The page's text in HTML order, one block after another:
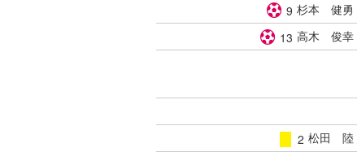
9 杉本 健勇
13 高木 俊幸
警告
2 松田 陸